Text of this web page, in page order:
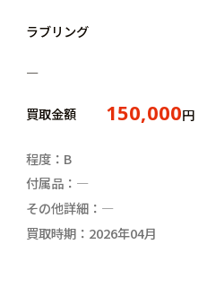
ラブリング
―
買取金額 150,000円
程度：B
付属品：―
その他詳細：―
買取時期：2026年04月